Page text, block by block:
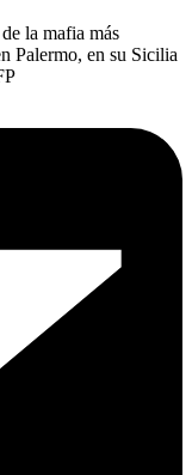
la mafia más
Palermo, en su Sicilia